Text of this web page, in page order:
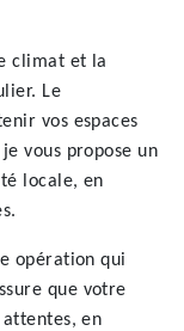
climat et la
Le
vos espaces
vous propose un
locale, en
opération qui
que votre
en